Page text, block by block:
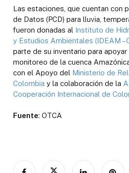
Las estaciones, que cuentan con
de Datos (PCD) para lluvia,
fueron donadas al Instituto de
y Estudios Ambientales (IDEAM –
parte de su inventario para
monitoreo de la cuenca
con el Apoyo del Ministerio de
Colombia y la colaboración de la
Cooperación Internacional de
Fuente: OTCA